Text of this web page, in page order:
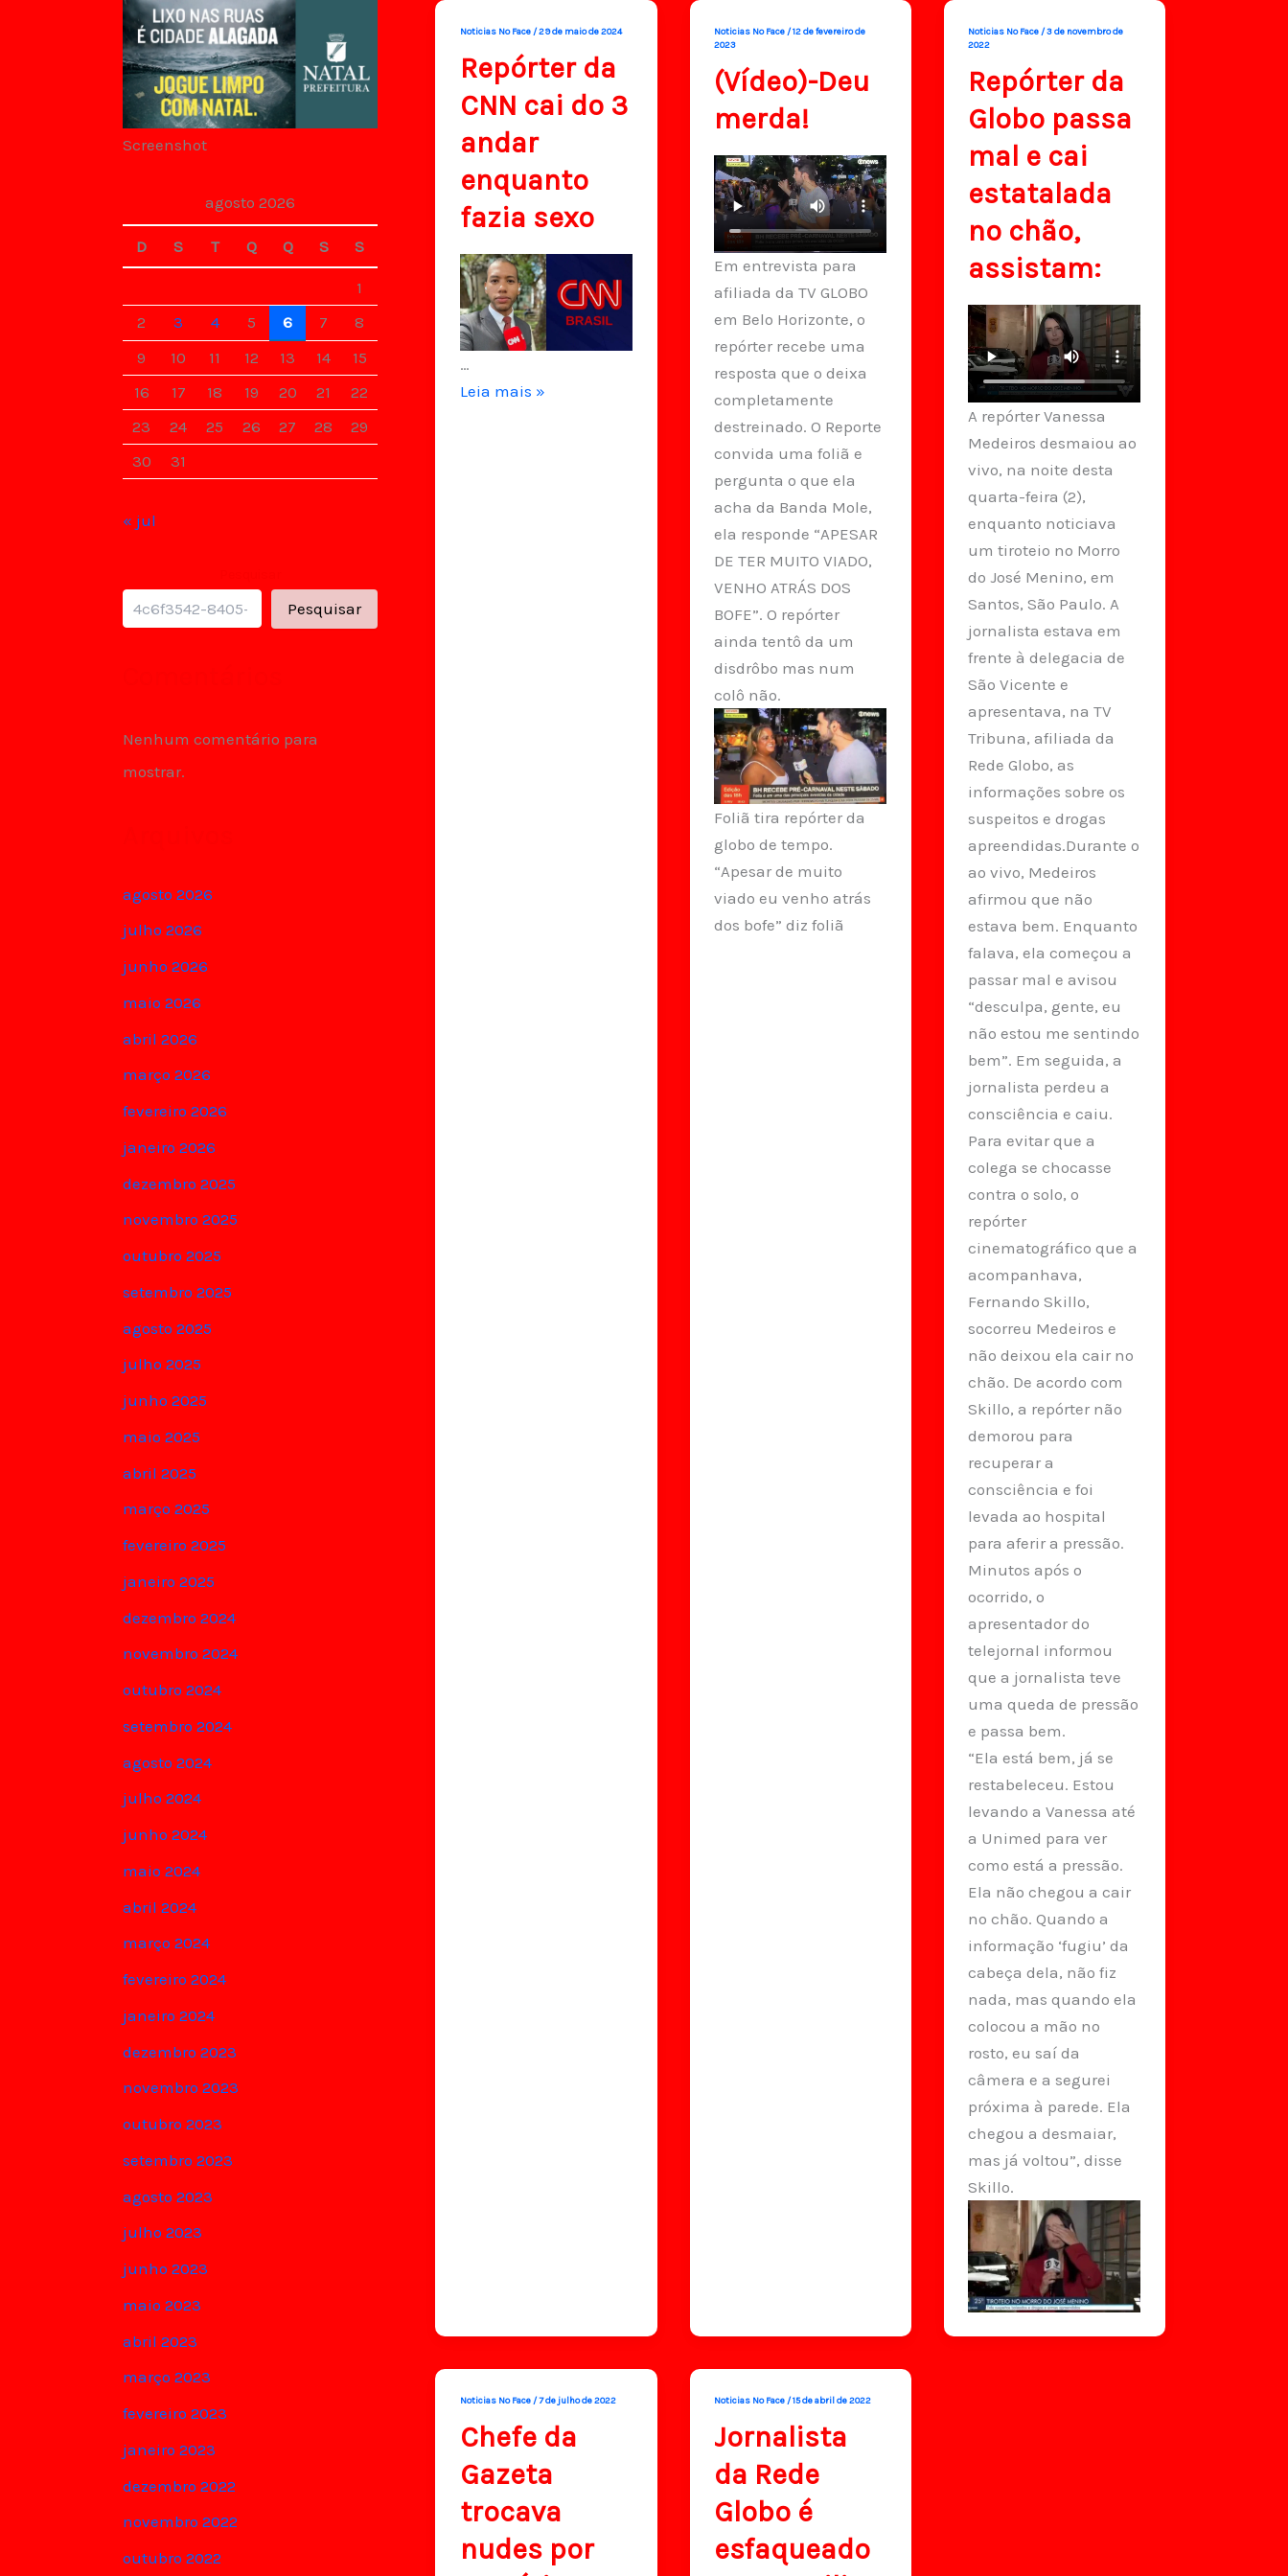
Screenshot
agosto 2026
D S T Q Q S S
1
2
3 4 5 6 7
8
9
10 11 12 13 14
15
16
17 18 19 20 21
22
23
24 25 26 27 28
29
30
31
« jul
Pesquisar
Nenhum comentário para
mostrar.
agosto 2026
julho 2026
junho 2026
maio 2026
abril 2026
março 2026
fevereiro 2026
janeiro 2026
dezembro 2025
novembro 2025
outubro 2025
setembro 2025
agosto 2025
julho 2025
junho 2025
maio 2025
abril 2025
março 2025
fevereiro 2025
janeiro 2025
dezembro 2024
novembro 2024
outubro 2024
setembro 2024
agosto 2024
julho 2024
junho 2024
maio 2024
abril 2024
março 2024
fevereiro 2024
janeiro 2024
dezembro 2023
novembro 2023
outubro 2023
setembro 2023
agosto 2023
julho 2023
junho 2023
maio 2023
abril 2023
março 2023
fevereiro 2023
janeiro 2023
dezembro 2022
novembro 2022
outubro 2022
Noticias No Face /29 de maio de 2024
Repórter da
CNN cai do 3
andar
enquanto
fazia sexo
…
Repórter
Leia mais »
Noticias No Face /12 de fevereiro de
2023
(Vídeo)-Deu
merda!
Em entrevista para
afiliada da TV GLOBO
em Belo Horizonte, o
repórter recebe uma
resposta que o deixa
completamente
destreinado. O Reporte
convida uma foliã e
pergunta o que ela
acha da Banda Mole,
ela responde “APESAR
DE TER MUITO VIADO,
VENHO ATRÁS DOS
BOFE”. O repórter
ainda tentô da um
disdrôbo mas num
colô não.
Foliã tira repórter da
globo de tempo.
“Apesar de muito
viado eu venho atrás
dos bofe” diz foliã
Noticias No Face /3 de novembro de
2022
Repórter da
Globo passa
mal e cai
estatalada
no chão,
assistam:
A repórter Vanessa
Medeiros desmaiou ao
vivo, na noite desta
quarta-feira (2),
enquanto noticiava
um tiroteio no Morro
do José Menino, em
Santos, São Paulo. A
jornalista estava em
frente à delegacia de
São Vicente e
apresentava, na TV
Tribuna, afiliada da
Rede Globo, as
informações sobre os
suspeitos e drogas
apreendidas.Durante o
ao vivo, Medeiros
afirmou que não
estava bem. Enquanto
falava, ela começou a
passar mal e avisou
“desculpa, gente, eu
não estou me sentindo
bem”. Em seguida, a
jornalista perdeu a
consciência e caiu.
Para evitar que a
colega se chocasse
contra o solo, o
repórter
cinematográfico que a
acompanhava,
Fernando Skillo,
socorreu Medeiros e
não deixou ela cair no
chão. De acordo com
Skillo, a repórter não
demorou para
recuperar a
consciência e foi
levada ao hospital
para aferir a pressão.
Minutos após o
ocorrido, o
apresentador do
telejornal informou
que a jornalista teve
uma queda de pressão
e passa bem.
“Ela está bem, já se
restabeleceu. Estou
levando a Vanessa até
a Unimed para ver
como está a pressão.
Ela não chegou a cair
no chão. Quando a
informação ‘fugiu’ da
cabeça dela, não fiz
nada, mas quando ela
colocou a mão no
rosto, eu saí da
câmera e a segurei
próxima à parede. Ela
chegou a desmaiar,
mas já voltou”, disse
Skillo.
Noticias No Face /7 de julho de 2022
Chefe da
Gazeta
trocava
nudes por
Noticias No Face /15 de abril de 2022
Jornalista
da Rede
Globo é
esfaqueado